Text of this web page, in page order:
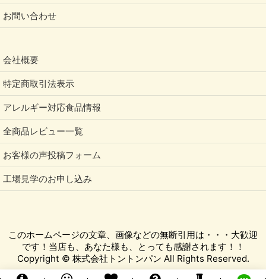
お問い合わせ
会社概要
特定商取引法表示
アレルギー対応食品情報
全商品レビュー一覧
お客様の声投稿フォーム
工場見学のお申し込み
このホームページの文章、画像などの無断引用は・・・大歓迎
です！当店も、あなた様も、とっても感謝されます！！
Copyright © 株式会社トントンパン All Rights Reserved.